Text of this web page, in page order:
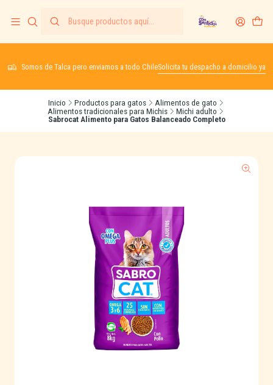
Somos de Talca pero enviamos a todo ChileSolicita tu despacho a domicilio ya
Inicio Productos para gatos
Alimentos de gato
Alimentos tradicionales para Michis
Michi adulto
Sabrocat Alimento para Gatos Balanceado Completo